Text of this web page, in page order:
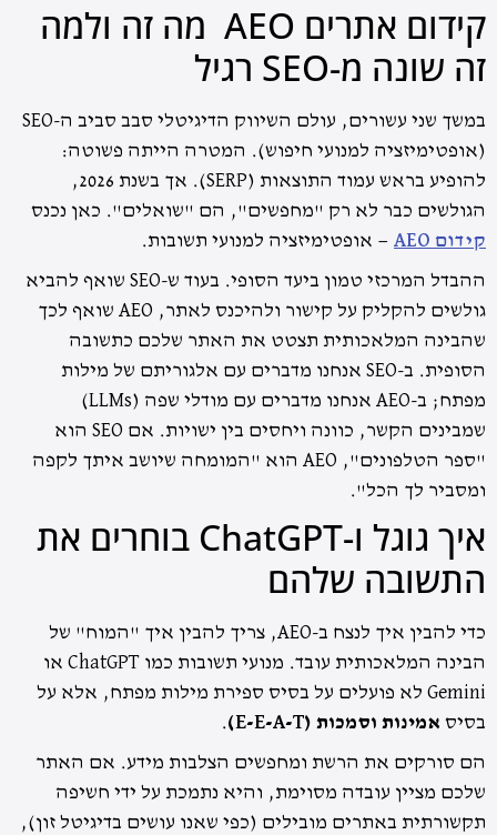
קידום אתרים AEO מה זה ולמה
זה שונה מ-SEO רגיל
במשך שני עשורים, עולם השיווק הדיגיטלי סבב סביב ה-SEO
(אופטימיזציה למנועי חיפוש). המטרה הייתה פשוטה:
להופיע בראש עמוד התוצאות (SERP). אך בשנת 2026,
הגולשים כבר לא רק "מחפשים", הם "שואלים". כאן נכנס
קידום AEO
— אופטימיזציה למנועי תשובות.
ההבדל המרכזי טמון ביעד הסופי. בעוד ש-SEO שואף להביא
גולשים להקליק על קישור ולהיכנס לאתר, AEO שואף לכך
שהבינה המלאכותית תצטט את האתר שלכם כתשובה
הסופית. ב-SEO אנחנו מדברים עם אלגוריתם של מילות
מפתח; ב-AEO אנחנו מדברים עם מודלי שפה (LLMs)
שמבינים הקשר, כוונה ויחסים בין ישויות. אם SEO הוא
"ספר הטלפונים", AEO הוא "המומחה שיושב איתך לקפה
ומסביר לך הכל".
איך גוגל ו-ChatGPT בוחרים את
התשובה שלהם
כדי להבין איך לנצח ב-AEO, צריך להבין איך "המוח" של
הבינה המלאכותית עובד. מנועי תשובות כמו ChatGPT או
Gemini לא פועלים על בסיס ספירת מילות מפתח, אלא על
בסיס אמינות וסמכות (E-E-A-T)
.
הם סורקים את הרשת ומחפשים הצלבות מידע. אם האתר
שלכם מציין עובדה מסוימת, והיא נתמכת על ידי חשיפה
תקשורתית באתרים מובילים (כפי שאנו עושים בדיגיטל זון),